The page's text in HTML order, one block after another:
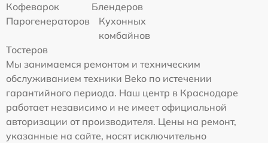
Кофеварок
Блендеров
Парогенераторов
Кухонных
комбайнов
Тостеров
Мы занимаемся ремонтом и техническим
обслуживанием техники Beko по истечении
гарантийного периода. Наш центр в Краснодаре
работает независимо и не имеет официальной
авторизации от производителя. Цены на ремонт,
указанные на сайте, носят исключительно